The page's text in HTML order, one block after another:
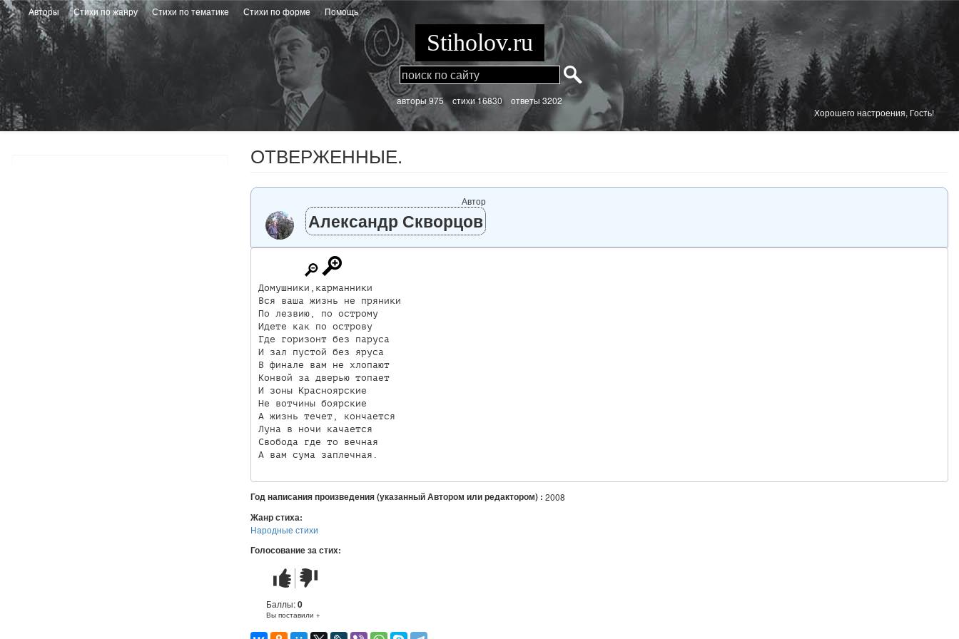
Перейти
к
основному
содержанию
Авторы Стихи по жанру Стихи по тематике Стихи по форме Помощь
Stiholov.ru
aвторы 975 стихи16830 ответы 3202
Хорошего настроения, Гость!
ОТВЕРЖЕННЫЕ.
Автор
Александр Скворцов
Домушники,карманники
Вся ваша жизнь не пряники
По лезвию, по острому
Идете как по острову
Где горизонт без паруса
И зал пустой без яруса
В финале вам не хлопают
Конвой за дверью топает
И зоны Красноярские
Не вотчины боярские
А жизнь течет, кончается
Луна в ночи качается
Свобода где то вечная
А вам сума заплечная.
Год написания произведения (указанный Автором или редактором) : 2008
Жанр стиха:
Народные стихи
Голосование за стих:
Стих
понравился
Стих
не
понравился
Баллы:0
Вы поставили +